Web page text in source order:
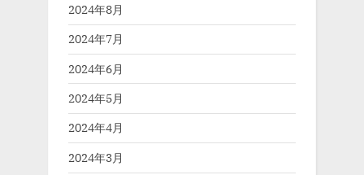
2024年8月
2024年7月
2024年6月
2024年5月
2024年4月
2024年3月